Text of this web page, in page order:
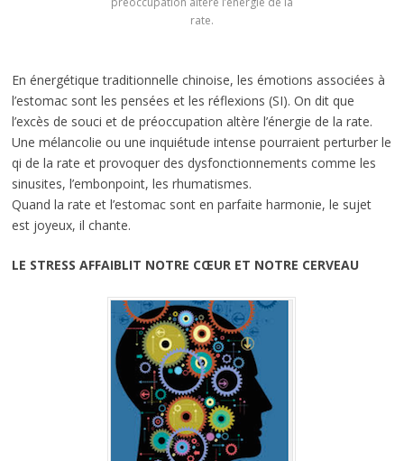
rate.
En énergétique traditionnelle chinoise, les émotions associées à
l’estomac sont les pensées et les réflexions (SI). On dit que
l’excès de souci et de préoccupation altère l’énergie de la rate.
Une mélancolie ou une inquiétude intense pourraient perturber le
qi de la rate et provoquer des dysfonctionnements comme les
sinusites, l’embonpoint, les rhumatismes.
Quand la rate et l’estomac sont en parfaite harmonie, le sujet
est joyeux, il chante.
LE STRESS AFFAIBLIT NOTRE CŒUR ET NOTRE CERVEAU